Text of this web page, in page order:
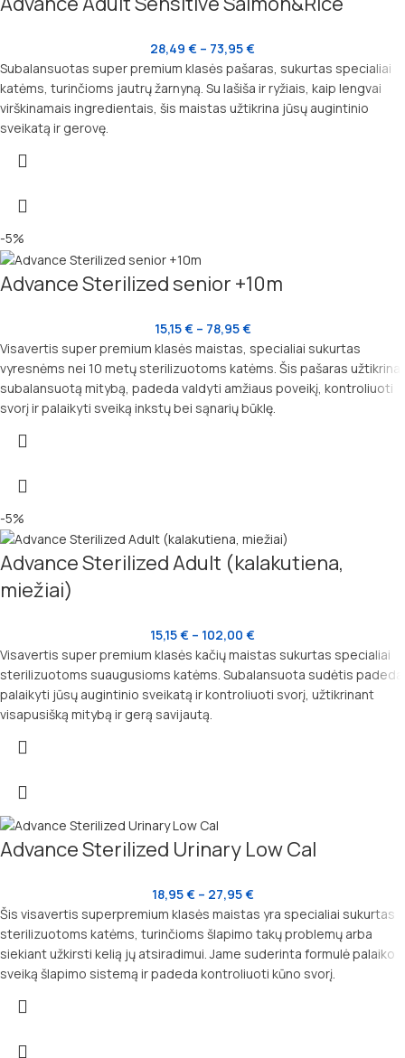
28,49 € – 73,95€
Subalansuotas super premium klasės pašaras, sukurtas specialiai
katėms, turinčioms jautrų žarnyną. Su lašiša ir ryžiais, kaip lengvai
virškinamais ingredientais, šis maistas užtikrina jūsų augintinio
sveikatą ir gerovę.
-5%
Advance Sterilized senior +10m
15,15€ – 78,95€
Visavertis super premium klasės maistas, specialiai sukurtas
vyresnėms nei 10 metų sterilizuotoms katėms. Šis pašaras užtikrina
subalansuotą mitybą, padeda valdyti amžiaus poveikį, kontroliuoti
svorį ir palaikyti sveiką inkstų bei sąnarių būklę.
-5%
Advance Sterilized Adult (kalakutiena,
miežiai)
15,15€ – 102,00 €
Visavertis super premium klasės kačių maistas sukurtas specialiai
sterilizuotoms suaugusioms katėms. Subalansuota sudėtis padeda
palaikyti jūsų augintinio sveikatą ir kontroliuoti svorį, užtikrinant
visapusišką mitybą ir gerą savijautą.
Advance Sterilized Urinary Low Cal
18,95€ – 27,95€
Šis visavertis superpremium klasės maistas yra specialiai sukurtas
sterilizuotoms katėms, turinčioms šlapimo takų problemų arba
siekiant užkirsti kelią jų atsiradimui. Jame suderinta formulė palaiko
sveiką šlapimo sistemą ir padeda kontroliuoti kūno svorį.